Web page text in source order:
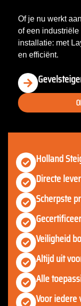
Of je nu werkt
of een industriële
installatie: met
en efficiënt.
Holland
Directe
Scherpste
Veiligheid
Altijd uit
Alle
Voor